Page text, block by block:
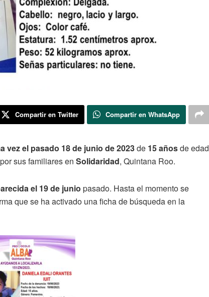
Compartir en Twitter Compartir en WhatsApp
vez el pasado 18 de junio de 2023de 15 añosde edad
sus familiares en Solidaridad, Quintana Roo.
el 19 de junio pasado. Hasta el momento se
que se ha activado una ficha de búsqueda en la